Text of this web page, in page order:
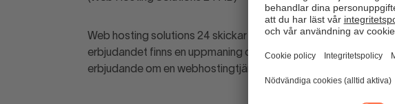
Web hosting solutions 24 skickar ut erbjudanden som flertalet
erbjudandet finns en uppmaning om att betala 4875kr. I det
erbjudande om en webhostingtjänst.